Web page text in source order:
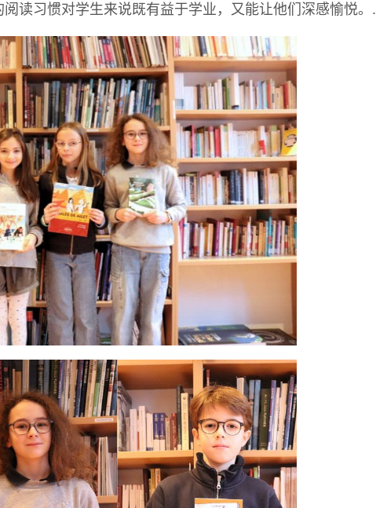
读习惯对学生来说既有益于学业，又能让他们深感愉悦。.